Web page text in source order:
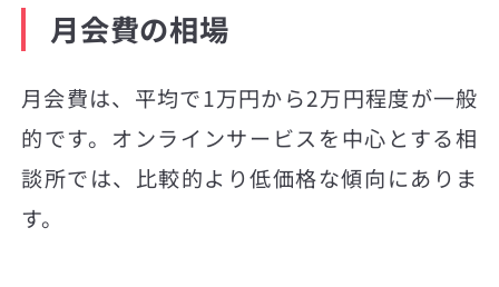
月会費の相場
月会費は、平均で1万円から2万円程度が一般
的です。オンラインサービスを中心とする相
談所では、比較的より低価格な傾向にありま
す。